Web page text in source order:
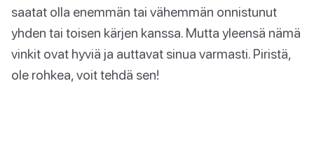
saatat olla enemmän tai vähemmän onnistunut
yhden tai toisen kärjen kanssa. Mutta yleensä nämä
vinkit ovat hyviä ja auttavat sinua varmasti. Piristä,
ole rohkea, voit tehdä sen!